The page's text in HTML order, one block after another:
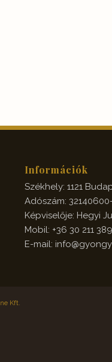
Információk
Székhely: 1121
Adószám:
Képviselője: Hegyi
Mobil: +36 30 211
E-mail:
Kft.